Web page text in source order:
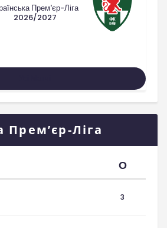
Прем'єр-Ліга
2026/2027
Прем’єр-Ліга
О
3